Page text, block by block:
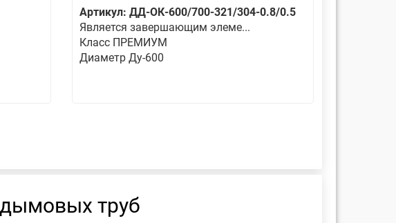
Артикул: ДД-ОК-600/700-321/304-0.8/0.5
Является завершающим элеме...
Класс ПРЕМИУМ
Диаметр Ду-600
труб